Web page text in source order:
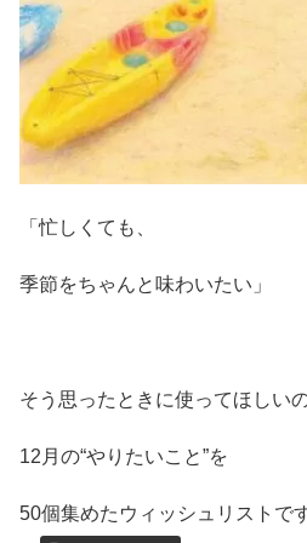
「忙しくても、
季節をちゃんと味わいたい」
そう思ったときに使ってほしいの
12月の“やりたいこと”を
50個集めたウィッシュリストです